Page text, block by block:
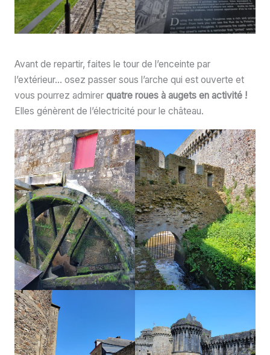
Avant de repartir, faites le tour de l’enceinte par
l’extérieur… osez passer sous l’arche qui est ouverte et
vous pourrez admirer quatre roues à augets en activité !
Elles génèrent de l’électricité pour le château.